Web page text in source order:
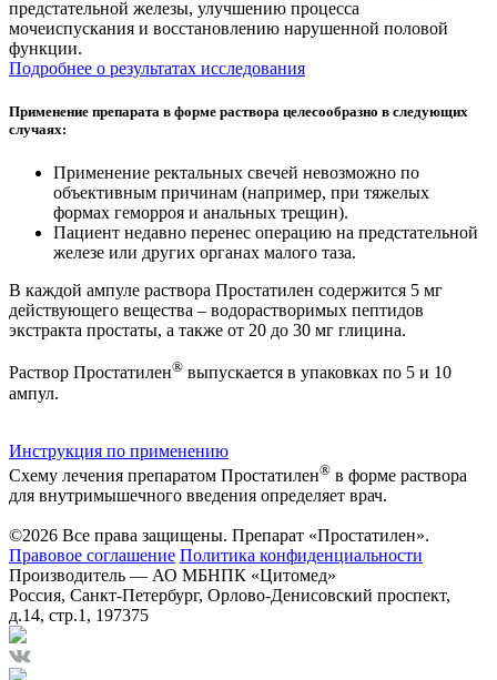
предстательной железы, улучшению процесса
мочеиспускания и восстановлению нарушенной половой
функции.
Подробнее о результатах исследования
Применение препарата в форме раствора целесообразно в следующих
случаях:
Применение ректальных свечей невозможно по
объективным причинам (например, при тяжелых
формах геморроя и анальных трещин).
Пациент недавно перенес операцию на предстательной
железе или других органах малого таза.
В каждой ампуле раствора Простатилен содержится 5 мг
действующего вещества – водорастворимых пептидов
экстракта простаты, а также от 20 до 30 мг глицина.
Раствор Простатилен® выпускается в упаковках по 5 и 10
ампул.
Инструкция по применению
Схему лечения препаратом Простатилен® в форме раствора
для внутримышечного введения определяет врач.
©2026 Все права защищены. Препарат «Простатилен».
Правовое соглашение Политика конфиденциальности
Производитель — АО МБНПК «Цитомед»
Россия, Санкт-Петербург, Орлово-Денисовский проспект,
д.14, стр.1, 197375